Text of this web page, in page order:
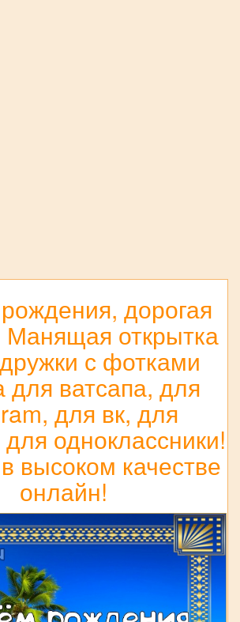
дорогая
Манящая открытка
с фотками
для ватсапа, для
для вк, для
одноклассники!
высоком качестве
онлайн!